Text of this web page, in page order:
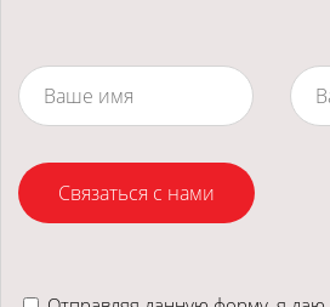
Связаться с нами